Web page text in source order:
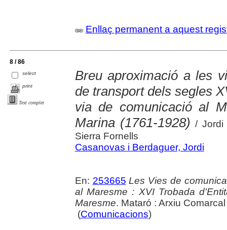
Enllaç permanent a aquest
8 / 86
select
print
Text complet
Breu aproximació a les
de transport dels segles
via de comunicació al
Marina (1761-1928) / Jordi
Sierra Fornells
Casanovas i Berdaguer, Jordi
En: 253665 Les Vies de
al Maresme : XVI Trobada
Maresme. Mataró : Arxiu
(Comunicacions)